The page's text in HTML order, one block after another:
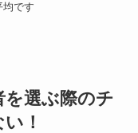
です
選ぶ際のチ
！